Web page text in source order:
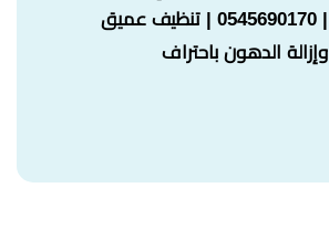
| 0545690170 | تنظيف عميق
وإزالة الدهون باحتراف